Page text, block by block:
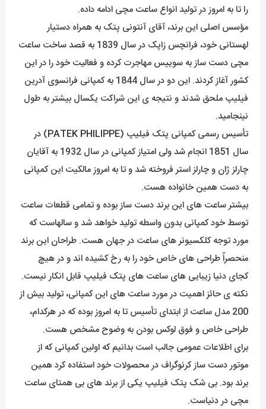
را تا به امروز در تولید انواع ساعت مچی ادامه داده.
مؤسس اصلی این برند، آقای آنتونی پتک به همراه دستیار
لهستانی خود، فرانچس زاپک در سال 1839 به قصد ساخت ساعت
مچی دست ساز به سوییس مهاجرت کرده و فعالیت خود را در این
کشور آغاز کردند. این دو در سال 1844 به کمپانی فرانسوی آدرین
فیلیپ ملحق شدند و نتیجه ی این شراکت یکسال بیشتر به طول
نینجامید.
تأسیس رسمی کمپانی پتک فیلیپ (PATEK PHILIPPE) در
سال 1851 انجام شد ولی امتیاز کمپانی در سال 1932 به آقایان
چارلز ژان و چارلز استر فروخته شد و تا به امروز مالکیت این کمپانی
به دست همین خانواده هست.
بیشتر ساعت های این برند دست ساز بوده و تمامی قطعات ساعت
توسط خود کمپانی بدون واسطه تولید خواهد شد و سالهاست که
مورد توجه کلکسیونر های ساعت در جهان هست. طراحان این برند
منحصراً طراحی های خاص خود را به رخ کشیده اند و در هیچ
کجای دنیا زیبایی های ساعت های پتک فیلیپ قابل انکار نیست.
نکته ی حائز اهمیت در مورد ساعت های این کمپانی، تولید بیش از
200 مدل ساعت از ابتدای تأسیس تا به امروز بوده که در هرکدام،
طراحی خاص و فوق لوکس بودن به وضوح مشخص هست.
برای اطلاعات عمومی جالب است بدانیم که اولین کمپانی که از
موتور دست ساز کرنوگراف در محصولات خود استفاده کرد همین
برند بود. بی شک پتک فیلیپ یکی از برند های بی همتای ساعت
مچی در دنیاست.